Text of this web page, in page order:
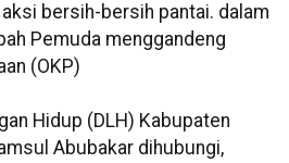
bersih-bersih pantai. dalam
Pemuda menggandeng
(OKP)
Hidup (DLH) Kabupaten
Abubakar dihubungi,